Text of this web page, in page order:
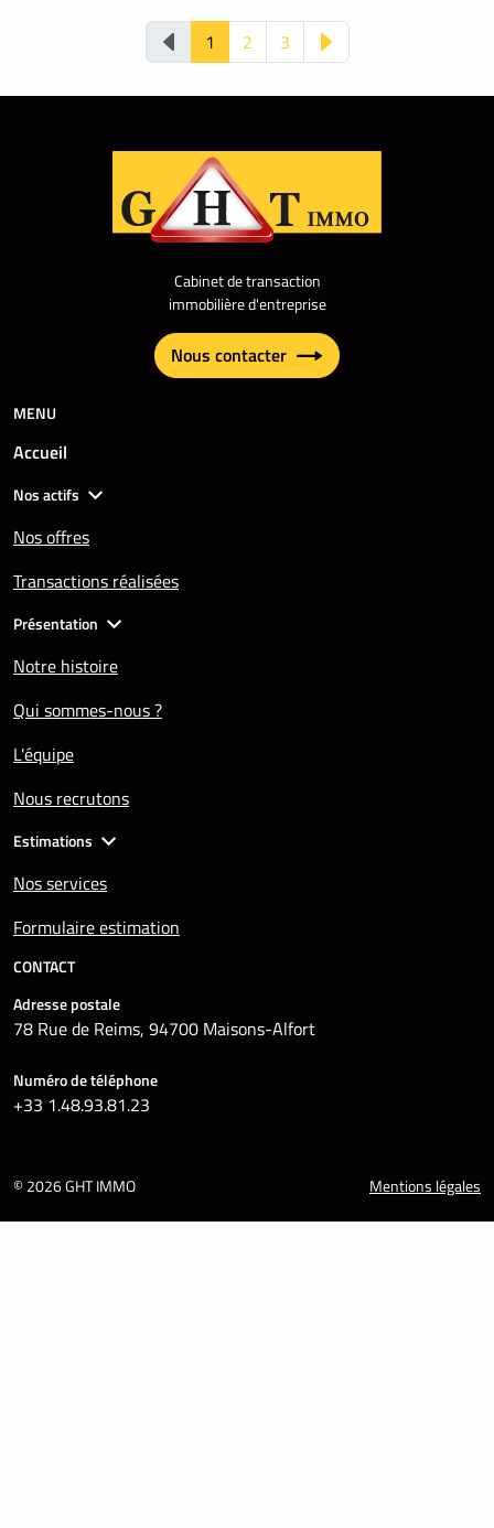
1 2 3
Cabinet de transaction
immobilière d'entreprise
Nous contacter
MENU
Accueil
Nos actifs
Nos offres
Transactions réalisées
Présentation
Notre histoire
Qui sommes-nous ?
L'équipe
Nous recrutons
Estimations
Nos services
Formulaire estimation
CONTACT
Adresse postale
78 Rue de Reims, 94700 Maisons-Alfort
Numéro de téléphone
+33 1.48.93.81.23
© 2026 GHT IMMO Mentions légales